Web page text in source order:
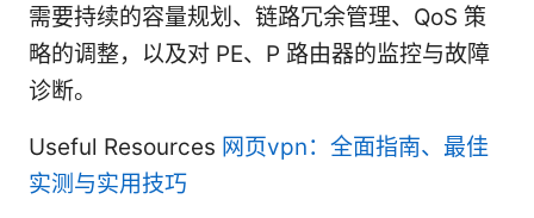
需要持续的容量规划、链路冗余管理、QoS 策
略的调整，以及对 PE、P 路由器的监控与故障
诊断。
Useful Resources 网页vpn：全面指南、最佳
实测与实用技巧